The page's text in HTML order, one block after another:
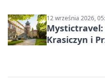
12 września 2026,
Mystictravel:
Krasiczyn i